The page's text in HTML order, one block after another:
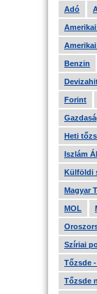
Adó
Benzin
Forint
Heti
Iszlám
Külföldi
Magyar
MOL
Szíriai
Tőzsde
Tőzsde